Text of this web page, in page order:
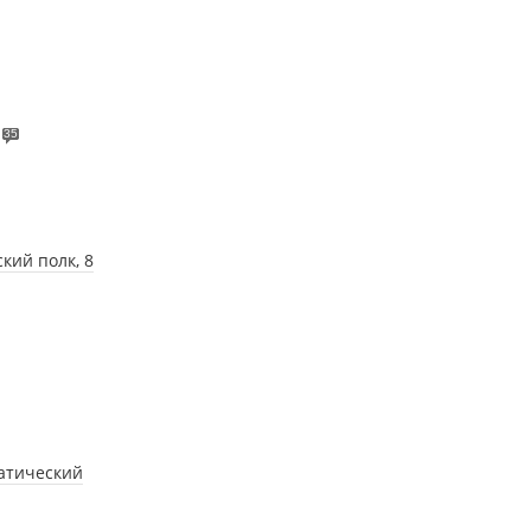
35
полк, 8